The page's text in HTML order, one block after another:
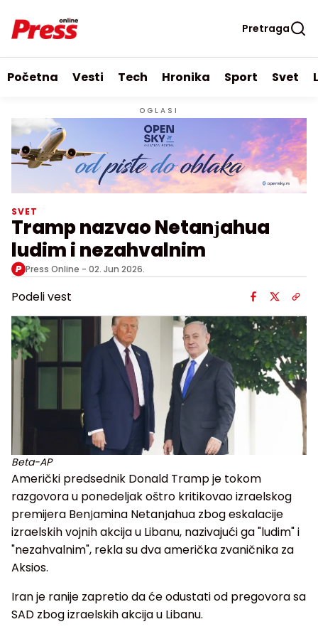
Pretraga
Početna Vesti Tech Hronika Sport Svet
OGLASI
SVET
Tramp nazvao Netanјahua
ludim i nezahvalnim
Press Online - 02. Jun 2026.
Podeli vest
Beta-AP
Američki predsednik Donald Tramp je tokom
razgovora u ponedeljak oštro kritikovao izraelskog
premijera Benјamina Netanјahua zbog eskalacije
izraelskih vojnih akcija u Libanu, nazivajući ga "ludim" i
"nezahvalnim", rekla su dva američka zvaničnika za
Aksios.
Iran je ranije zapretio da će odustati od pregovora sa
SAD zbog izraelskih akcija u Libanu.